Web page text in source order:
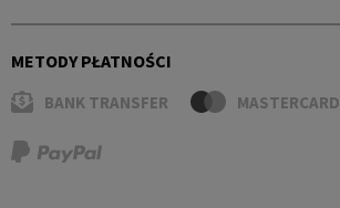
METODY PŁATNOŚCI
BANK TRANSFER MASTERCARD